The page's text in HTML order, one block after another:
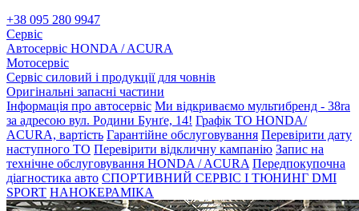
+38 095 280 9947
Сервіс
Автосервіс HONDA / ACURA
Мотосервіс
Сервіс силовий і продукції для човнів
Оригінальні запасні частини
Інформація про автосервіс Ми відкриваємо мультибренд - 38ra
за адресою вул. Родини Бунґе, 14! Графік ТО HONDA/
ACURA, вартість Гарантійне обслуговування Перевірити дату
наступного ТО Перевірити відкличну кампанію Запис на
технічне обслуговування HONDA / ACURA Передпокупочна
діагностика авто СПОРТИВНИЙ СЕРВІС І ТЮНИНГ DMI
SPORT НАНОКЕРАМІКА